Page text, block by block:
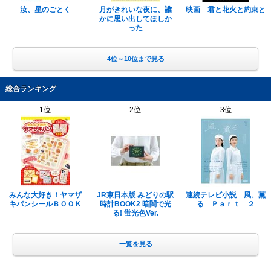
汝、星のごとく
月がきれいな夜に、誰
かに思い出してほしか
った
映画 君と花火と約束と
4位～10位まで見る
総合ランキング
1位
みんな大好き！ヤマザ
キパンシールＢＯＯＫ
2位
JR東日本版 みどりの駅
時計BOOK2 暗闇で光
る! 蛍光色Ver.
3位
連続テレビ小説 風、薫
る Ｐａｒｔ ２
一覧を見る